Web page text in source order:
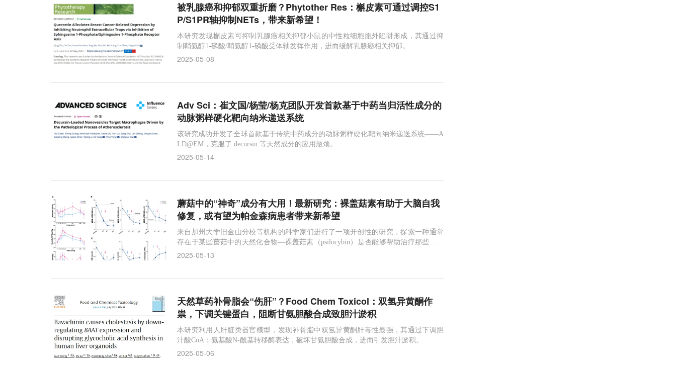
被乳腺癌和抑郁双重折磨？Phytother Res：槲皮素可通过调控S1
P/S1PR轴抑制NETs，带来新希望！
本研究发现槲皮素可抑制乳腺癌相关抑郁小鼠的中性粒细胞胞外陷阱形成，其通过抑
制鞘氨醇1-磷酸/鞘氨醇1-磷酸受体轴发挥作用，进而缓解乳腺癌相关抑郁。
2025-05-08
Adv Sci：崔文国/杨莹/杨克团队开发首款基于中药当归活性成分的
动脉粥样硬化靶向纳米递送系统
该研究成功开发了全球首款基于传统中药成分的动脉粥样硬化靶向纳米递送系统——A
LD@EM，克服了 decursin 等天然成分的应用瓶颈。
2025-05-14
蘑菇中的“神奇”成分有大用！最新研究：裸盖菇素有助于大脑自我
修复，或有望为帕金森病患者带来新希望
来自加州大学旧金山分校等机构的科学家们进行了一项开创性的研究，探索一种通常
存在于某些蘑菇中的天然化合物—裸盖菇素（psilocybin）是否能够帮助治疗那些饱受
情绪障碍困扰的帕金森病患者。
2025-05-13
天然草药补骨脂会“伤肝”？Food Chem Toxicol：双氢异黄酮作
祟，下调关键蛋白，阻断甘氨胆酸合成致胆汁淤积
本研究利用人肝脏类器官模型，发现补骨脂中双氢异黄酮肝毒性最强，其通过下调胆
汁酸CoA：氨基酸N-酰基转移酶表达，破坏甘氨胆酸合成，进而引发胆汁淤积。
2025-05-06